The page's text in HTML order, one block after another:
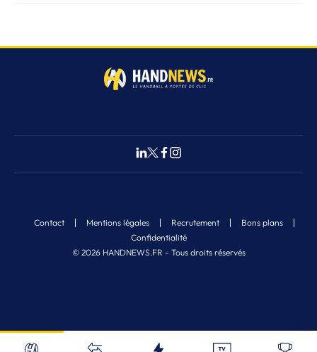
Fermer
© 2026 HANDNEWS.FR - Tous droits réservés
Contact Mentions légales Recrutement
Bons plans
Confidentialité
Nos derniers articles